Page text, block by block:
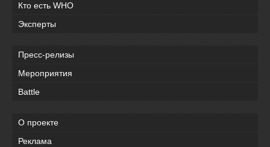
Кто есть WHO
Эксперты
Пресс-релизы
Мероприятия
Battle
О проекте
Реклама